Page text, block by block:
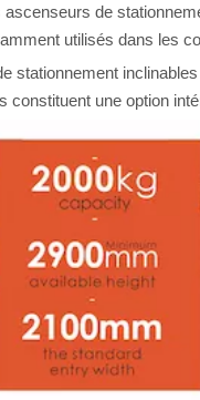
de
utilisés dans les
stationnement
constituent une option